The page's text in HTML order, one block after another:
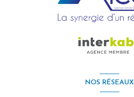
NOS RÉSEAUX